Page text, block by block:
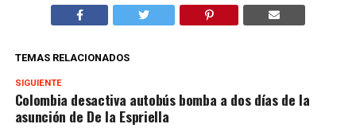
TEMAS RELACIONADOS
SIGUIENTE
Colombia desactiva autobús bomba a dos días de la
asunción de De la Espriella